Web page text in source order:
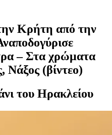
Κρήτη από την
– Στα χρώματα
Νάξος (βίντεο)
του Ηρακλείου